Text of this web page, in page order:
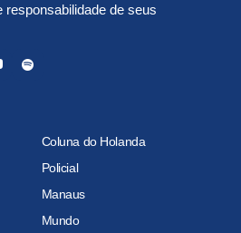
de seus
Coluna do Holanda
Policial
Manaus
Mundo